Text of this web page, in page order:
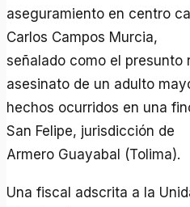
aseguramiento en centro
Carlos Campos Murcia,
señalado como el presunto
asesinato de un adulto
hechos ocurridos en una
San Felipe, jurisdicción de
Armero Guayabal (Tolima).
Una fiscal adscrita a la